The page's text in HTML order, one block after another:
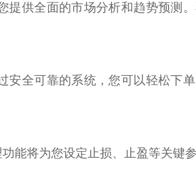
供全面的市场分析和趋势预测
全可靠的系统，您可以轻松下
能将为您设定止损、止盈等关键